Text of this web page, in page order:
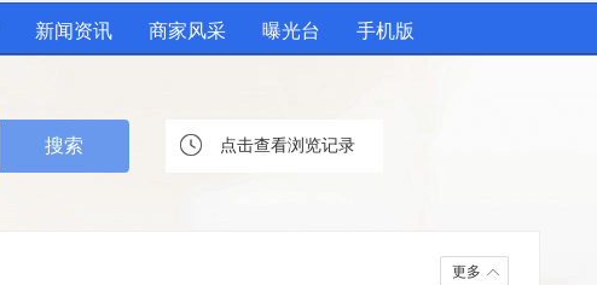
新闻资讯 商家风采 曝光台 手机版
点击查看浏览记录
更多